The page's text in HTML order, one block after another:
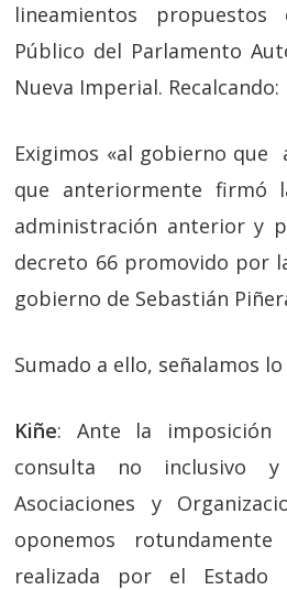
lineamientos propuestos
Público del Parlamento
Nueva Imperial. Recalcando:
Exigimos «al gobierno que
que anteriormente firmó
administración anterior y
decreto 66 promovido por
gobierno de Sebastián
Sumado a ello, señalamos
Kiñe: Ante la imposición
consulta no inclusivo
Asociaciones y
oponemos
realizada por el